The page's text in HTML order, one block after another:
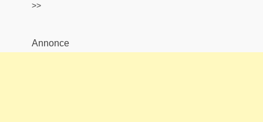
>>
Annonce